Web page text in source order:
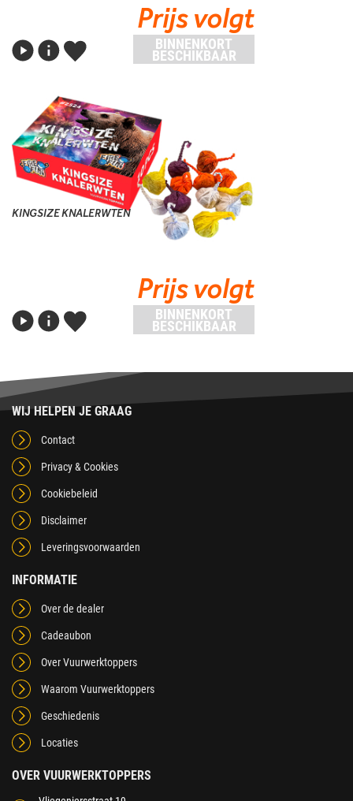
Prijs volgt
BINNENKORT
BESCHIKBAAR
KINGSIZE KNALERWTEN
Prijs volgt
BINNENKORT
BESCHIKBAAR
WIJ HELPEN JE GRAAG
Contact
Privacy & Cookies
Cookiebeleid
Disclaimer
Leveringsvoorwaarden
INFORMATIE
Over de dealer
Cadeaubon
Over Vuurwerktoppers
Waarom Vuurwerktoppers
Geschiedenis
Locaties
OVER VUURWERKTOPPERS